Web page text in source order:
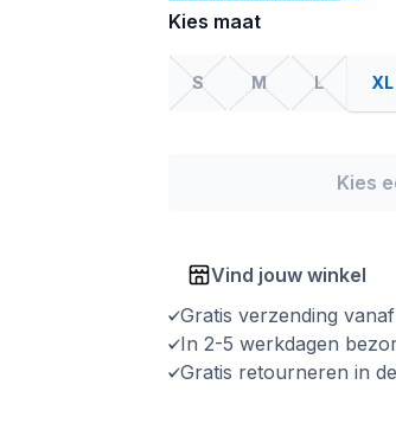
Kies maat
S M L XL
Kies
Vind jouw winkel
Gratis verzending
In 2-5 werkdagen
Gratis retourneren in